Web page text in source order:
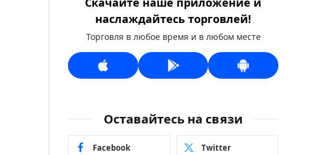
наслаждайтесь торговлей!
Торговля в любое время и в любом месте
Оставайтесь на связи
Facebook Twitter